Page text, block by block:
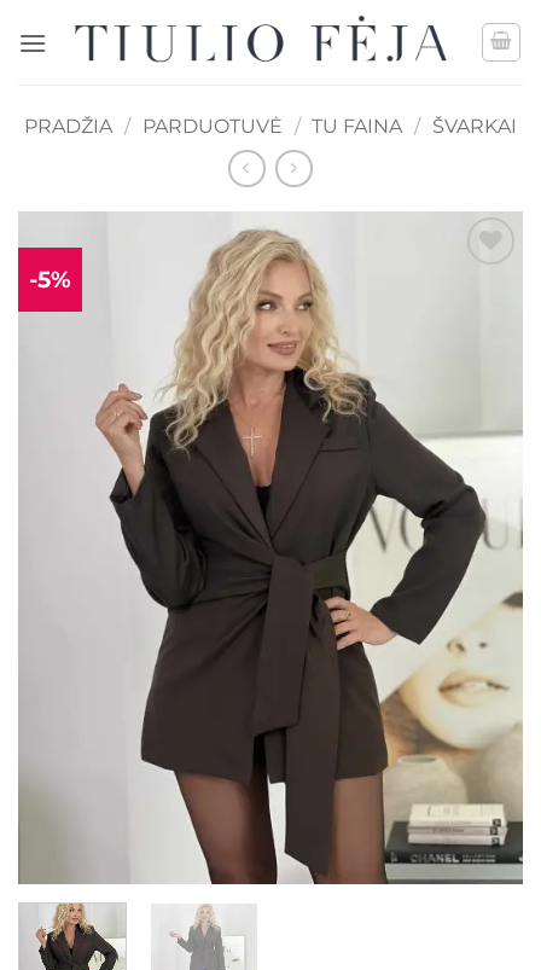
PRADŽIA / PARDUOTUVĖ / TU FAINA / ŠVARKAI
-5%